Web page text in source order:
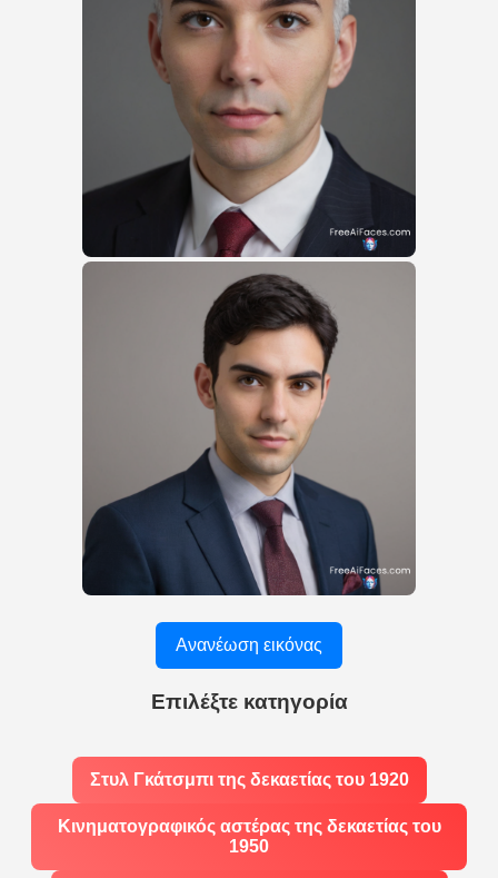
Ανανέωση εικόνας
Επιλέξτε κατηγορία
Στυλ Γκάτσμπι της δεκαετίας του 1920
Κινηματογραφικός αστέρας της δεκαετίας του
1950